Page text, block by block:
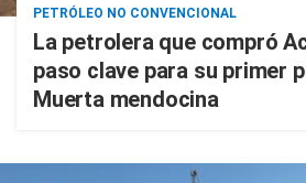
PETRÓLEO NO CONVENCIONAL
La petrolera que compró
paso clave para su primer
Muerta mendocina